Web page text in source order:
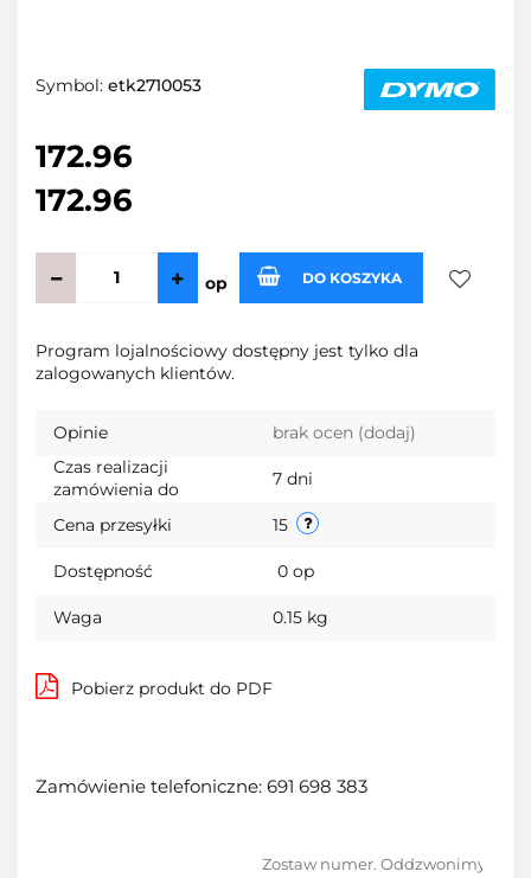
Symbol: etk2710053
172.96
172.96
op DO KOSZYKA
Program lojalnościowy dostępny jest tylko dla
zalogowanych klientów.
Opinie brak ocen (dodaj)
Czas realizacji
zamówienia do
7 dni
Cena przesyłki 15
Dostępność 0 op
Waga 0.15 kg
Pobierz produkt do PDF
Zamówienie telefoniczne: 691 698 383